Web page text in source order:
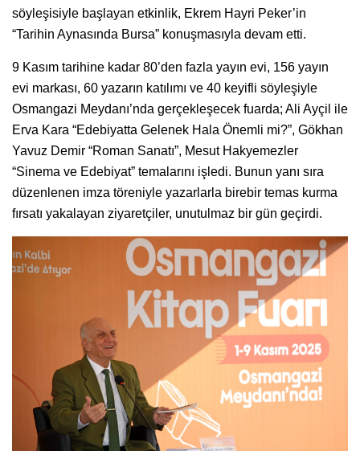
söyleşisiyle başlayan etkinlik, Ekrem Hayri Peker’in
“Tarihin Aynasında Bursa” konuşmasıyla devam etti.
9 Kasım tarihine kadar 80’den fazla yayın evi, 156 yayın
evi markası, 60 yazarın katılımı ve 40 keyifli söyleşiyle
Osmangazi Meydanı’nda gerçekleşecek fuarda; Ali Ayçil ile
Erva Kara “Edebiyatta Gelenek Hala Önemli mi?”, Gökhan
Yavuz Demir “Roman Sanatı”, Mesut Hakyemezler
“Sinema ve Edebiyat” temalarını işledi. Bunun yanı sıra
düzenlenen imza töreniyle yazarlarla birebir temas kurma
fırsatı yakalayan ziyaretçiler, unutulmaz bir gün geçirdi.